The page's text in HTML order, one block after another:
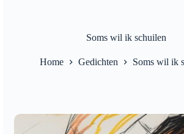
Soms wil ik schuilen
Home Gedichten Soms wil ik